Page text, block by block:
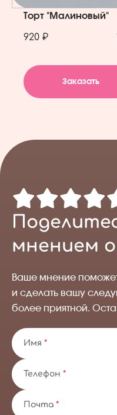
Торт "Малиновый"
920 ₽
Заказать
мнением
Ваше мнение
и сделать вашу
более приятной.
Имя *
Телефон *
Почта *